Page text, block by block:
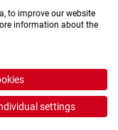
to improve our website
information about the
settings